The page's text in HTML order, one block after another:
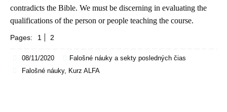
contradicts the Bible. We must be discerning in evaluating the
qualifications of the person or people teaching the course.
Pages: 1 2
08/11/2020
Falošné náuky a sekty posledných čias
Falošné náuky, Kurz ALFA